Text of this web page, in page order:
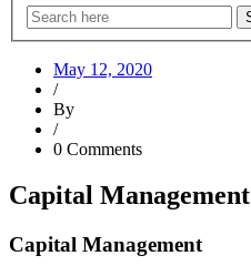
May 12, 2020
/
By
/
0 Comments
Capital Management
Capital Management